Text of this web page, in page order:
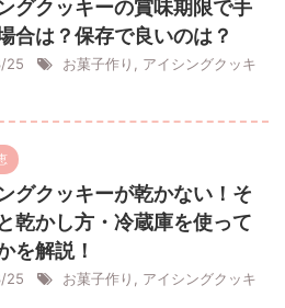
グクッキーの賞味期限で手
合は？保存で良いのは？
25 お菓子作り
アイシングクッキ
グクッキーが乾かない！そ
乾かし方・冷蔵庫を使って
を解説！
25 お菓子作り
アイシングクッキ